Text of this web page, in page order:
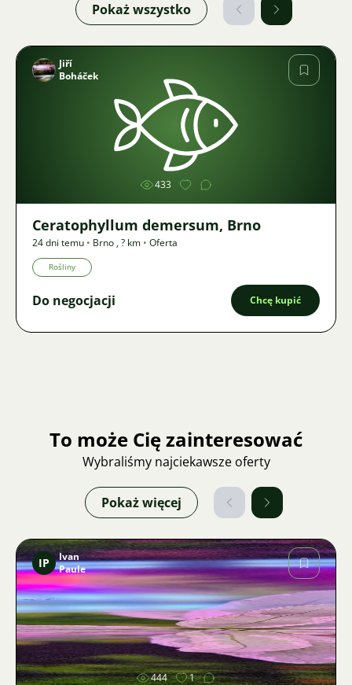
Pokaż wszystko
Zdjęcie
Jiří
Boháček
433
Ceratophyllum demersum, Brno
24 dni temu • Brno ,? km • Oferta
Rośliny
Do negocjacji Chcę kupić
To może Cię zainteresować
Wybraliśmy najciekawsze oferty
Pokaż więcej
Zdjęcie
IP
Ivan
Paule
444 1